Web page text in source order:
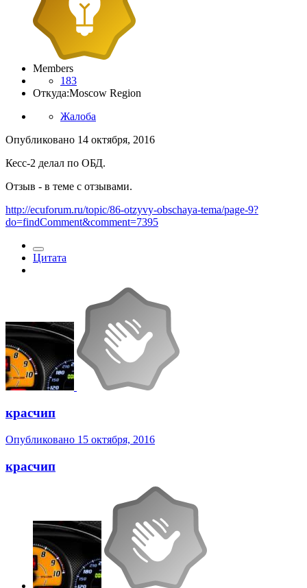
Members
183
Откуда:Moscow Region
Жалоба
Опубликовано 14 октября, 2016
Кесс-2 делал по ОБД.
Отзыв - в теме с отзывами.
http://ecuforum.ru/topic/86-otzyvy-obschaya-tema/page-9?
do=findComment&comment=7395
Цитата
красчип
Опубликовано 15 октября, 2016
красчип